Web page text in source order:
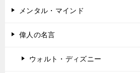
メンタル・マインド
偉人の名言
ウォルト・ディズニー